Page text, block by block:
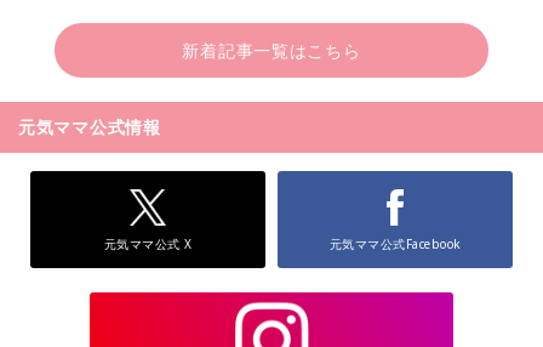
新着記事一覧はこちら
元気ママ公式情報
元気ママ公式 X 元気ママ公式Facebook